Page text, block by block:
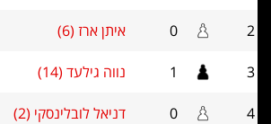
2
0 איתן ארז (6)
3
1 נווה גילעד (14)
4
0 דניאל לובלינסקי (2)